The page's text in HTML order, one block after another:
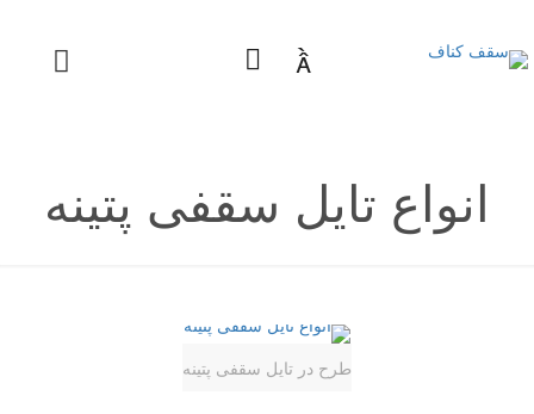

انواع تایل سقفی پتینه
طرح در تایل سقفی پتینه